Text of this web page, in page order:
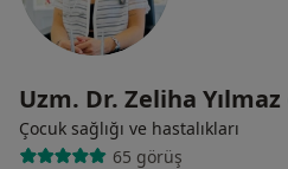
Uzm. Dr. Zeliha Yılmaz
Çocuk sağlığı ve hastalıkları
65 görüş